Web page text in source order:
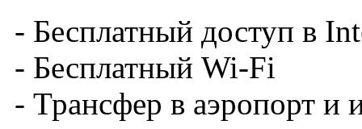
- Бесплатный доступ в
- Бесплатный Wi-Fi
- Трансфер в аэропорт и